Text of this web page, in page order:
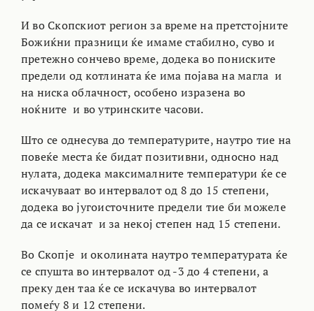
И во Скопскиот регион за време на претстојните
Божиќни празници ќе имаме стабилно, суво и
претежно сончево време, додека во пониските
предели од котлината ќе има појава на магла и
на ниска облачност, особено изразена во
ноќните и во утринските часови.
Што се однесува до температурите, наутро тие на
повеќе места ќе бидат позитивни, односно над
нулата, додека максималните температури ќе се
искачуваат во интервалот од 8 до 15 степени,
додека во југоисточните предели тие би можеле
да се искачат и за некој степен над 15 степени.
Во Скопје и околината наутро температурата ќе
се спушта во интервалот од -3 до 4 степени, а
преку ден таа ќе се искачува во интервалот
помеѓу 8 и 12 степени.